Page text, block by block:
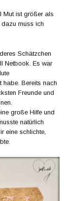
Mut ist größer als
muss ich
Schätzchen
Netbook. Es war
habe. Bereits nach
Freunde und
große Hilfe und
natürlich
eine schlichte,